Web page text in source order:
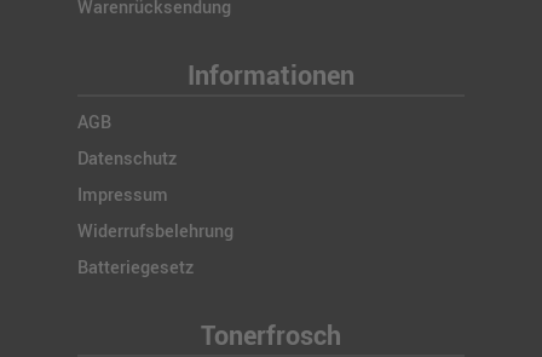
Warenrücksendung
Informationen
AGB
Datenschutz
Impressum
Widerrufsbelehrung
Batteriegesetz
Tonerfrosch